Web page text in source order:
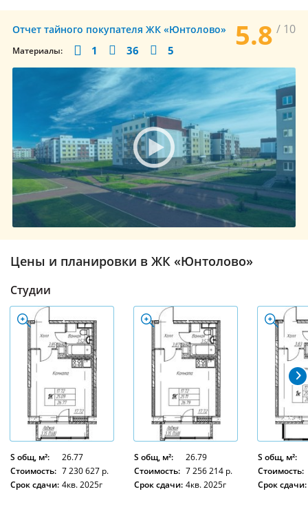
5.8 / 10
Отчет тайного покупателя ЖК «Юнтолово»
Материалы: 1 36 5
Цены и планировки в ЖК «Юнтолово»
Студии
S общ, м²:
26.77
Стоимость: 7 230 627 р.
Срок сдачи: 4кв. 2025г
S общ, м²:
26.79
Стоимость: 7 256 214 р.
Срок сдачи: 4кв. 2025г
S общ, м²:
Стоимость:
Срок сдачи: